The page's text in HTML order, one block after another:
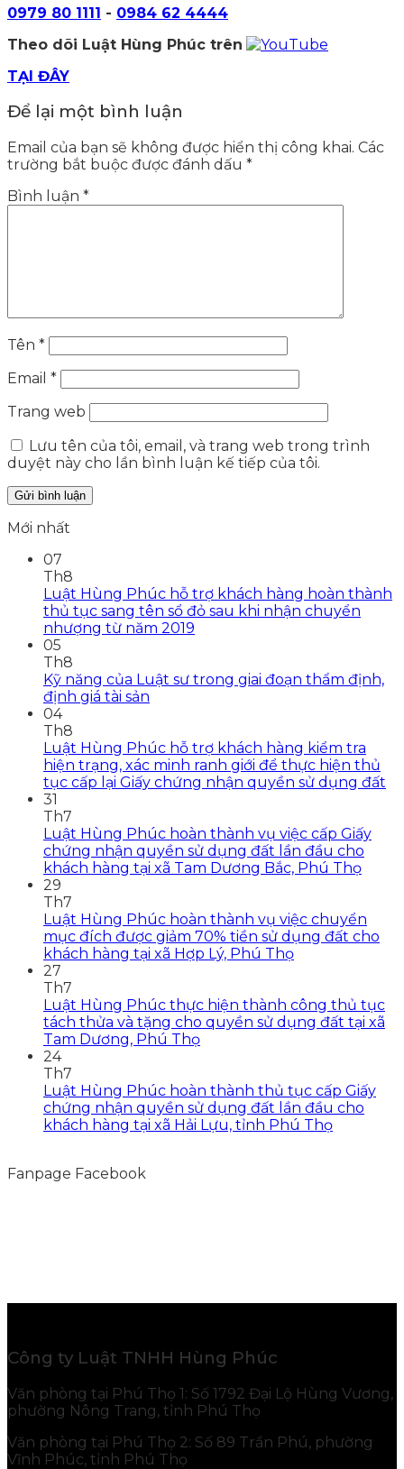
0979 80 1111 - 0984 62 4444
Theo dõi Luật Hùng Phúc trên
TẠI ĐÂY
Để lại một bình luận
Email của bạn sẽ không được hiển thị công khai. Các
trường bắt buộc được đánh dấu *
Bình luận *
Tên *
Email *
Trang web
Lưu tên của tôi, email, và trang web trong trình
duyệt này cho lần bình luận kế tiếp của tôi.
Mới nhất
07
Th8
Luật Hùng Phúc hỗ trợ khách hàng hoàn thành
thủ tục sang tên sổ đỏ sau khi nhận chuyển
nhượng từ năm 2019
05
Th8
Kỹ năng của Luật sư trong giai đoạn thẩm định,
định giá tài sản
04
Th8
Luật Hùng Phúc hỗ trợ khách hàng kiểm tra
hiện trạng, xác minh ranh giới để thực hiện thủ
tục cấp lại Giấy chứng nhận quyền sử dụng đất
31
Th7
Luật Hùng Phúc hoàn thành vụ việc cấp Giấy
chứng nhận quyền sử dụng đất lần đầu cho
khách hàng tại xã Tam Dương Bắc, Phú Thọ
29
Th7
Luật Hùng Phúc hoàn thành vụ việc chuyển
mục đích được giảm 70% tiền sử dụng đất cho
khách hàng tại xã Hợp Lý, Phú Thọ
27
Th7
Luật Hùng Phúc thực hiện thành công thủ tục
tách thửa và tặng cho quyền sử dụng đất tại xã
Tam Dương, Phú Thọ
24
Th7
Luật Hùng Phúc hoàn thành thủ tục cấp Giấy
chứng nhận quyền sử dụng đất lần đầu cho
khách hàng tại xã Hải Lựu, tỉnh Phú Thọ
Fanpage Facebook
Công ty Luật TNHH Hùng Phúc
Văn phòng tại Phú Thọ 1: Số 1792 Đại Lộ Hùng Vương,
phường Nông Trang, tỉnh Phú Thọ
Văn phòng tại Phú Thọ 2: Số 89 Trần Phú, phường
Vĩnh Phúc, tỉnh Phú Thọ